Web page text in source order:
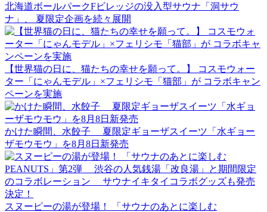
北海道ボールパークFビレッジの没入型サウナ「洞サウ
ナ」、 夏限定企画を続々展開
【世界猫の日に、猫たちの幸せを願って。】 コスモウォー
ター「にゃんモデル」×フェリシモ「猫部」が コラボキャン
ペーンを実施
かけた瞬間、水餃子 夏限定ギョーザスイーツ「水ギョー
ザモウモウ」を8月8日新発売
スヌーピーの湯が登場！ 「サウナのあとに楽しむ